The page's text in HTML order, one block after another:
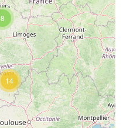
14
8